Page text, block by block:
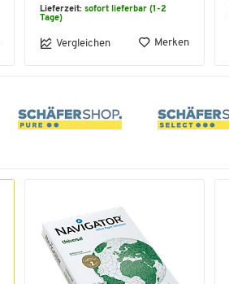
Lieferzeit: sofort lieferbar (1-2
Tage)
Vergleichen Merken